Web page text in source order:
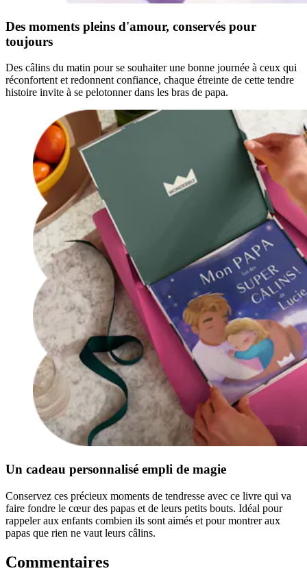
Des moments pleins d'amour, conservés pour
toujours
Des câlins du matin pour se souhaiter une bonne journée à ceux qui
réconfortent et redonnent confiance, chaque étreinte de cette tendre
histoire invite à se pelotonner dans les bras de papa.
Un cadeau personnalisé empli de magie
Conservez ces précieux moments de tendresse avec ce livre qui va
faire fondre le cœur des papas et de leurs petits bouts. Idéal pour
rappeler aux enfants combien ils sont aimés et pour montrer aux
papas que rien ne vaut leurs câlins.
Commentaires